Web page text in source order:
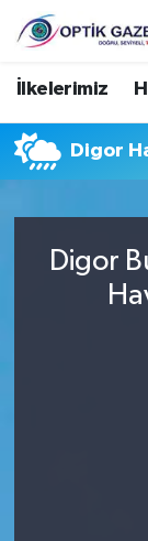
İlkelerimiz
Digor
Digor
Nöbetçi
Hava
Trafik
Süper